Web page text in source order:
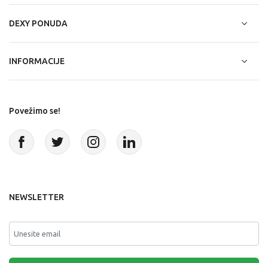
DEXY PONUDA
INFORMACIJE
Povežimo se!
NEWSLETTER